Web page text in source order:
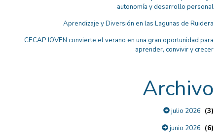
autonomía y desarrollo personal
Aprendizaje y Diversión en las Lagunas de Ruidera
CECAP JOVEN convierte el verano en una gran oportunidad para
aprender, convivir y crecer
Archivo
julio 2026 (3)
junio 2026 (6)